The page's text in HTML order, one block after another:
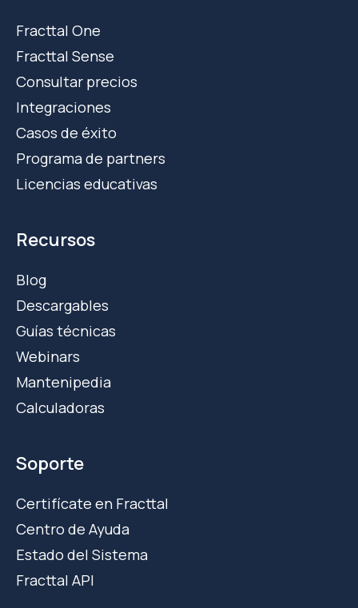
Fracttal One
Fracttal Sense
Consultar precios
Integraciones
Casos de éxito
Programa de partners
Licencias educativas
Recursos
Blog
Descargables
Guías técnicas
Webinars
Mantenipedia
Calculadoras
Soporte
Certifícate en Fracttal
Centro de Ayuda
Estado del Sistema
Fracttal API